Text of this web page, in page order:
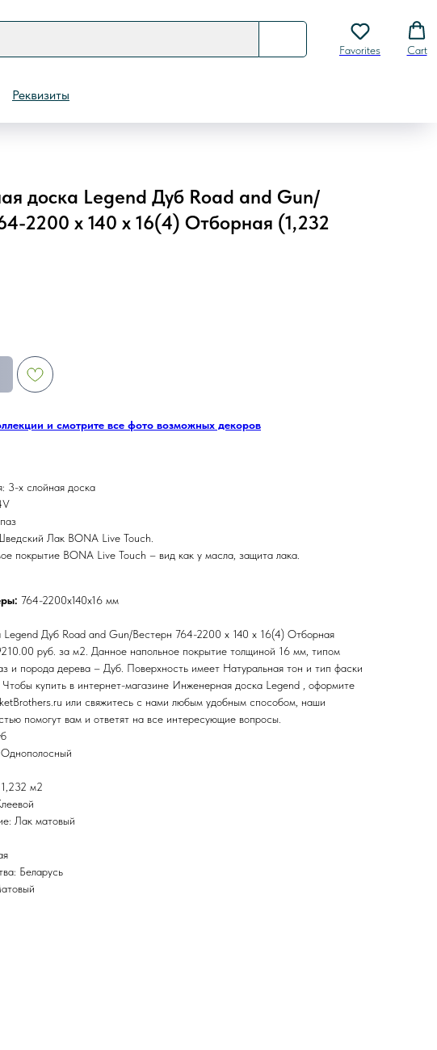
Favorites Cart
Реквизиты
доска Legend Дуб Road and Gun/
2200 х 140 х 16(4) Отборная (1,232
и смотрите все фото возможных декоров
3-х слойная доска
Лак BONA Live Touch.
покрытие BONA Live Touch – вид как у масла, защита лака.
764-2200х140х16 мм
Legend Дуб Road and Gun/Вестерн 764-2200 х 140 х 16(4) Отборная
руб. за м2. Данное напольное покрытие толщиной 16 мм, типом
и порода дерева – Дуб. Поверхность имеет Натуральная тон и тип фаски
Чтобы купить в интернет-магазине Инженерная доска Legend , оформите
или свяжитесь с нами любым удобным способом, наши
помогут вам и ответят на все интересующие вопросы.
Однополосный
1,232 м2
Лак матовый
Беларусь